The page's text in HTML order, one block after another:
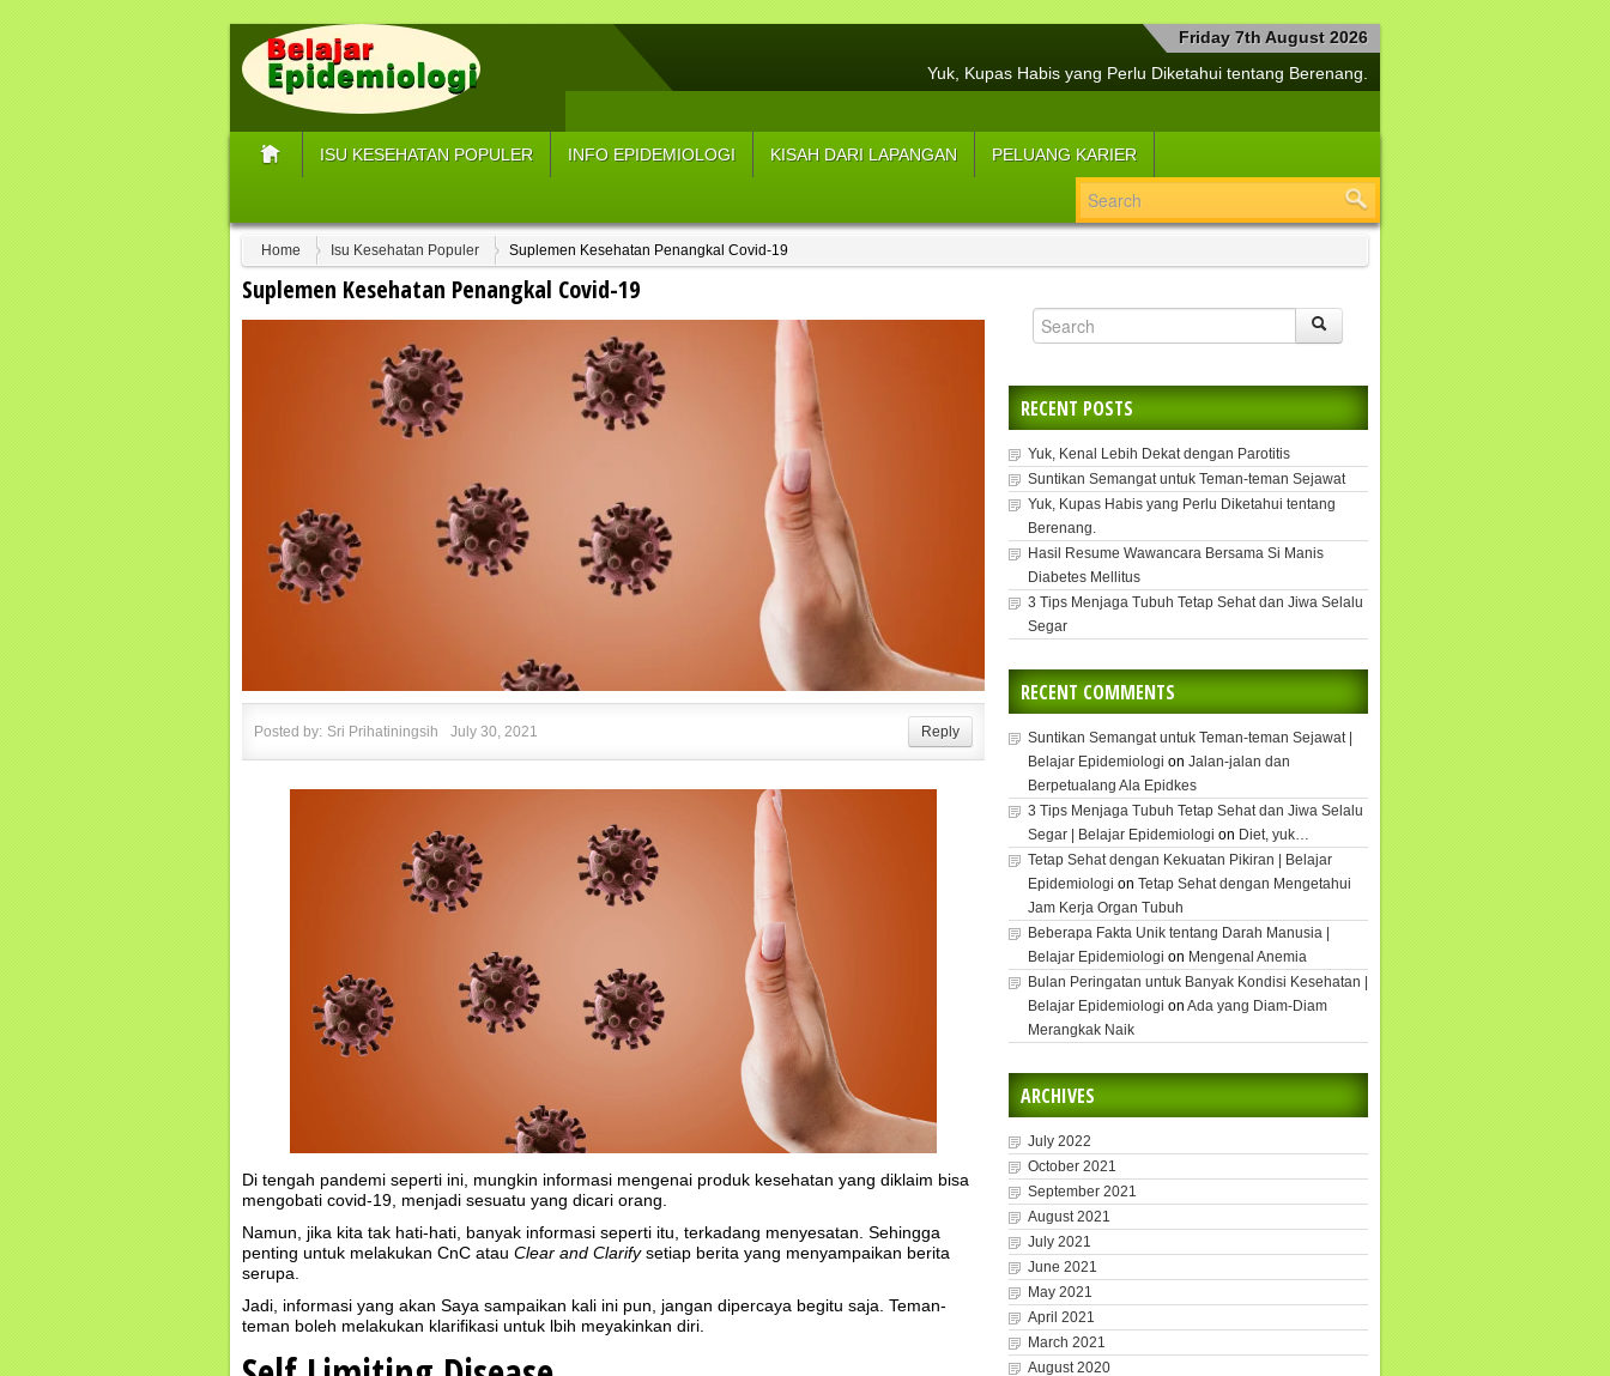
Friday 7th August 2026
Yuk, Kupas Habis yang Perlu Diketahui tentang Berenang.
3 Tips Menjaga Tubuh Tetap Sehat dan Jiwa Selalu Segar
Suplemen Kesehatan Penangkal Covid-19
Yuk, Segera Tangani Hepatitis.
5 Strategi Cerdas Menjaga Kesehatan Buah Hati
Tetap Sehat dengan Kekuatan Pikiran
Yuk, Kenal Lebih Dekat dengan Parotitis
ISU KESEHATAN POPULER INFO EPIDEMIOLOGI KISAH DARI LAPANGAN PELUANG KARIER
Home Isu Kesehatan Populer Suplemen Kesehatan Penangkal Covid-19
Suplemen Kesehatan Penangkal Covid-19
Posted by: Sri Prihatiningsih July 30, 2021 Reply
Di tengah pandemi seperti ini, mungkin informasi mengenai produk kesehatan yang diklaim bisa
mengobati covid-19, menjadi sesuatu yang dicari orang.
Namun, jika kita tak hati-hati, banyak informasi seperti itu, terkadang menyesatan. Sehingga
penting untuk melakukan CnC atau Clear and Clarifysetiap berita yang menyampaikan berita
serupa.
Jadi, informasi yang akan Saya sampaikan kali ini pun, jangan dipercaya begitu saja. Teman-
teman boleh melakukan klarifikasi untuk lbih meyakinkan diri.
RECENT POSTS
Yuk, Kenal Lebih Dekat dengan Parotitis
Suntikan Semangat untuk Teman-teman Sejawat
Yuk, Kupas Habis yang Perlu Diketahui tentang
Berenang.
Hasil Resume Wawancara Bersama Si Manis
Diabetes Mellitus
3 Tips Menjaga Tubuh Tetap Sehat dan Jiwa Selalu
Segar
RECENT COMMENTS
Suntikan Semangat untuk Teman-teman Sejawat |
Belajar Epidemiologi on Jalan-jalan dan
Berpetualang Ala Epidkes
3 Tips Menjaga Tubuh Tetap Sehat dan Jiwa Selalu
Segar | Belajar Epidemiologi on Diet, yuk…
Tetap Sehat dengan Kekuatan Pikiran | Belajar
Epidemiologi on Tetap Sehat dengan Mengetahui
Jam Kerja Organ Tubuh
Beberapa Fakta Unik tentang Darah Manusia |
Belajar Epidemiologi on Mengenal Anemia
Bulan Peringatan untuk Banyak Kondisi Kesehatan |
Belajar Epidemiologi on Ada yang Diam-Diam
Merangkak Naik
ARCHIVES
July 2022
October 2021
September 2021
August 2021
July 2021
June 2021
May 2021
April 2021
March 2021
August 2020